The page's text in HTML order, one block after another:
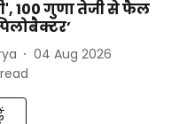
100 गुणा तेजी से फैल
04 Aug 2026